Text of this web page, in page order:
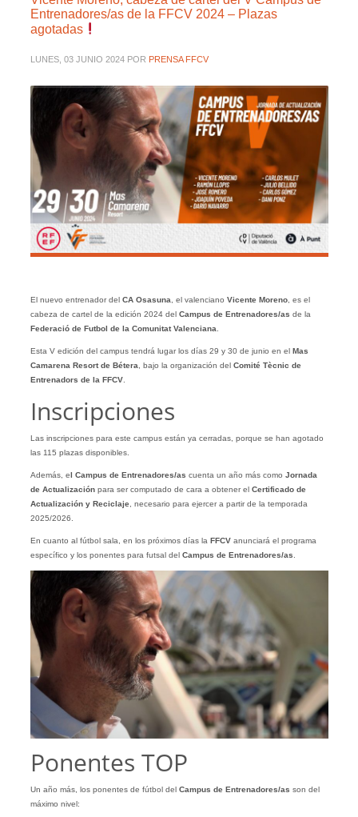
Entrenadores/as de la FFCV 2024 – Plazas
agotadas
LUNES, 03 JUNIO 2024 POR PRENSA FFCV
El nuevo entrenador del CA Osasuna, el valenciano Vicente Moreno, es el
cabeza de cartel de la edición 2024 del Campus de Entrenadores/as de la
Federació de Futbol de la Comunitat Valenciana.
Esta V edición del campus tendrá lugar los días 29 y 30 de junio en el Mas
Camarena Resort de Bétera, bajo la organización del Comité Tècnic de
Entrenadors de la FFCV.
Inscripciones
Las inscripciones para este campus están ya cerradas, porque se han agotado
las 115 plazas disponibles.
Además, el Campus de Entrenadores/as cuenta un año más como Jornada
de Actualizaciónpara ser computado de cara a obtener el Certificado de
Actualización y Reciclaje, necesario para ejercer a partir de la temporada
2025/2026.
En cuanto al fútbol sala, en los próximos días la FFCVanunciará el programa
específico y los ponentes para futsal del Campus de Entrenadores/as.
Ponentes TOP
Un año más, los ponentes de fútbol del Campus de Entrenadores/as son del
máximo nivel: